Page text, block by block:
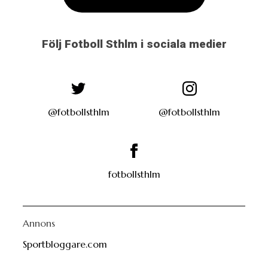
Följ Fotboll Sthlm i sociala medier
@fotbollsthlm @fotbollsthlm
fotbollsthlm
Annons
Sportbloggare.com